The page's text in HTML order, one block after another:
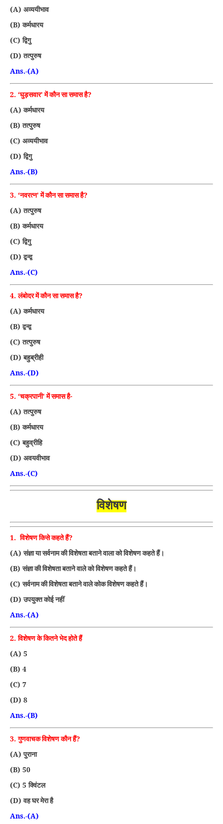
(A) अव्ययीभाव
(B)कर्मधारय
(C)द्विगु
(D)तत्पुरुष
Ans.-(A)
2. ‘घुड़सवार’ में कौन सा समास है?
(A)कर्मधारय
(B)तत्पुरुष
(C) अव्ययीभाव
(D)द्विगु
Ans.-(B)
3. ‘नवरत्न’ में कौन सा समास है?
(A)तत्पुरुष
(B)कर्मधारय
(C)द्विगु
(D)द्वन्द्व
Ans.-(C)
4.लंबोदर में कौन सा समास है?
(A)कर्मधारय
(B)द्वन्द्व
(C)तत्पुरुष
(D)बहुब्रीही
Ans.-(D)
5. ‘चक्रपानी’ में समास है-
(A)तत्पुरुष
(B)कर्मधारय
(C)बहुव्रीहि
(D) अवयवीभाव
Ans.-(C)
विशेषण
1.विशेषण किसे कहते हैं?
(A)संज्ञा या सर्वनाम की विशेषता बताने वाला को विशेषण कहते हैं।
(B)संज्ञा की विशेषता बताने वाले को विशेषण कहते हैं।
(C)सर्वनाम की विशेषता बताने वाले कोक विशेषण कहते हैं।
(D)उपयुक्त कोई नहीं
Ans.-(A)
2.विशेषण के कितने भेद होते हैं
(A) 5
(B) 4
(C) 7
(D) 8
Ans.-(B)
3.गुणवाचक विशेषण कौन हैं?
(A)पुराना
(B) 50
(C) 5क्विंटल
(D)वह घर मेरा है
Ans.-(A)